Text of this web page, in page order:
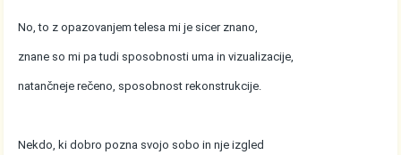
No, to z opazovanjem telesa mi je sicer znano,
znane so mi pa tudi sposobnosti uma in vizualizacije,
natančneje rečeno, sposobnost rekonstrukcije.
Nekdo, ki dobro pozna svojo sobo in nje izgled